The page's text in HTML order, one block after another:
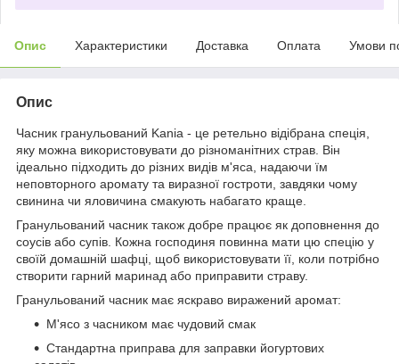
Опис Характеристики Доставка Оплата Умови
Опис
Часник гранульований Kania - це ретельно відібрана спеція,
яку можна використовувати до різноманітних страв. Він
ідеально підходить до різних видів м'яса, надаючи їм
неповторного аромату та виразної гостроти, завдяки чому
свинина чи яловичина смакують набагато краще.
Гранульований часник також добре працює як доповнення до
соусів або супів. Кожна господиня повинна мати цю спецію у
своїй домашній шафці, щоб використовувати її, коли потрібно
створити гарний маринад або приправити страву.
Гранульований часник має яскраво виражений аромат:
М'ясо з часником має чудовий смак
Стандартна приправа для заправки йогуртових